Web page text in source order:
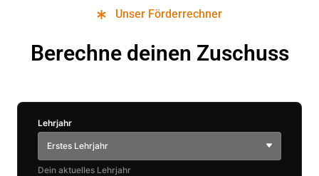
Unser Förderrechner
Berechne deinen Zuschuss
Lehrjahr
Erstes Lehrjahr
Dein aktuelles Lehrjahr